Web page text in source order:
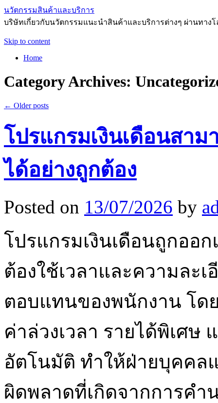
นวัตกรรมสินค้าและบริการ
บริษัทเกี่ยวกับนวัตกรรมแนะนำสินค้าและบริการต่างๆ ผ่านทาง
Skip to content
Home
Category Archives:
← Older posts
โปรแกรมเงินเดือนสาม
ได้อย่างถูกต้อง
Posted on 13/07/2026 by
โปรแกรมเงินเดือนถูกออ
ต้องใช้เวลาและความละ
ตอบแทนของพนักงาน โด
ค่าล่วงเวลา รายได้พิเศษ
อัตโนมัติ ทำให้ฝ่ายบุคค
ผิดพลาดที่เกิดจากการค